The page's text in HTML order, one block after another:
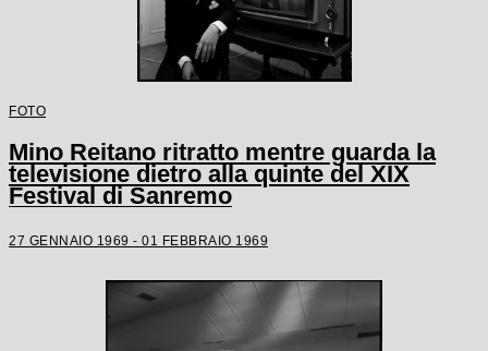
FOTO
Mino Reitano ritratto mentre guarda la
televisione dietro alla quinte del XIX
Festival di Sanremo
27 GENNAIO 1969 - 01 FEBBRAIO 1969